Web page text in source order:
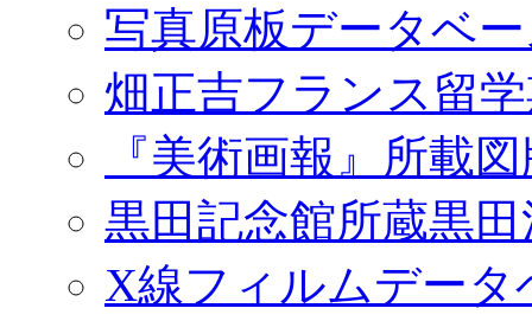
写真原板データベ
畑正吉フランス留
『美術画報』所載
黒田記念館所蔵黒
X線フィルムデータ